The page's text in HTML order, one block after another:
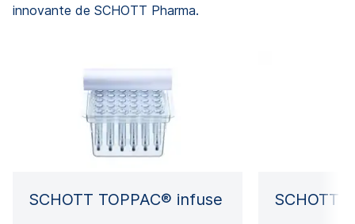
innovante de SCHOTT Pharma.
SCHOTT TOPPAC® infuse SCHOTT